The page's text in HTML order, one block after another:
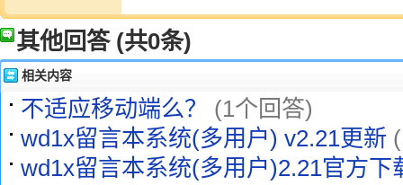
其他回答 (共0条)
相关内容
不适应移动端么？
(1个回答)
wd1x留言本系统(多用户) v2.21更新
wd1x留言本系统(多用户)2.21官方下